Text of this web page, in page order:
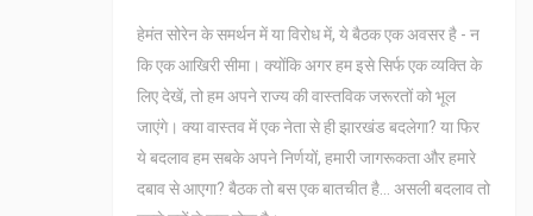
हेमंत सोरेन के समर्थन में या विरोध में, ये बैठक एक अवसर है - न
कि एक आखिरी सीमा। क्योंकि अगर हम इसे सिर्फ एक व्यक्ति के
लिए देखें, तो हम अपने राज्य की वास्तविक जरूरतों को भूल
जाएंगे। क्या वास्तव में एक नेता से ही झारखंड बदलेगा? या फिर
ये बदलाव हम सबके अपने निर्णयों, हमारी जागरूकता और हमारे
दबाव से आएगा? बैठक तो बस एक बातचीत है... असली बदलाव तो